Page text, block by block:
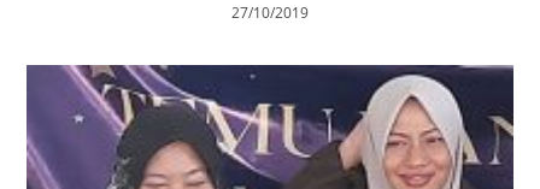
27/10/2019